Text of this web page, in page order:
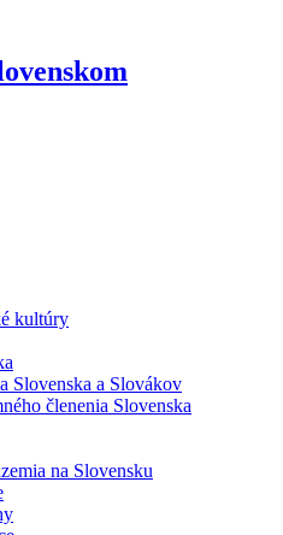
kultúry
Slovenska a Slovákov
členenia Slovenska
na Slovensku